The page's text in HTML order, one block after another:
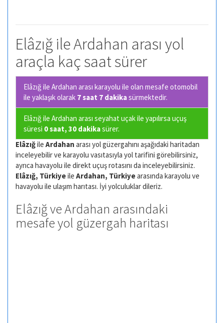
Elâzığ ile Ardahan arası yol
araçla kaç saat sürer
Elâzığ ile Ardahan arası karayolu ile olan mesafe otomobil
ile yaklaşık olarak 7 saat 7 dakikasürmektedir.
Elâzığ ile Ardahan arası seyahat uçak ile yapılırsa uçuş
süresi 0 saat, 30 dakikasürer.
Elâzığile Ardahan arası yol güzergahını aşağıdaki haritadan
inceleyebilir ve karayolu vasıtasıyla yol tarifini görebilirsiniz,
ayrıca havayolu ile direkt uçuş rotasını da inceleyebilirsiniz.
Elâzığ, Türkiyeile Ardahan, Türkiyearasında karayolu ve
havayolu ile ulaşım harıtası. İyi yolculuklar dileriz.
Elâzığ ve Ardahan arasındaki
mesafe yol güzergah haritası